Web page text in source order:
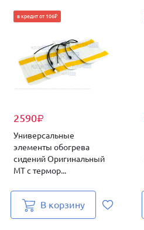
2590₽
в кредит от 106₽
Универсальные
элементы обогрева
сидений Оригинальный
МТ с термор...
В корзину